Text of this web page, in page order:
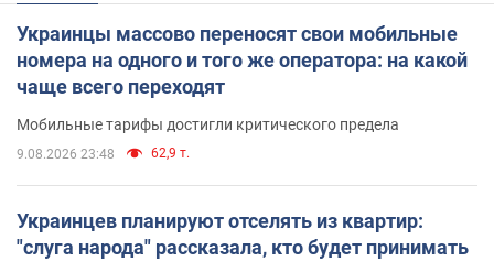
Украинцы массово переносят свои мобильные
номера на одного и того же оператора: на какой
чаще всего переходят
Мобильные тарифы достигли критического предела
9.08.2026 23:48 62,9 т.
Украинцев планируют отселять из квартир:
"слуга народа" рассказала, кто будет принимать